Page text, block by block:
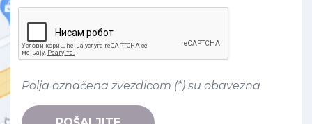
Polja označena zvezdicom (*) su obavezna